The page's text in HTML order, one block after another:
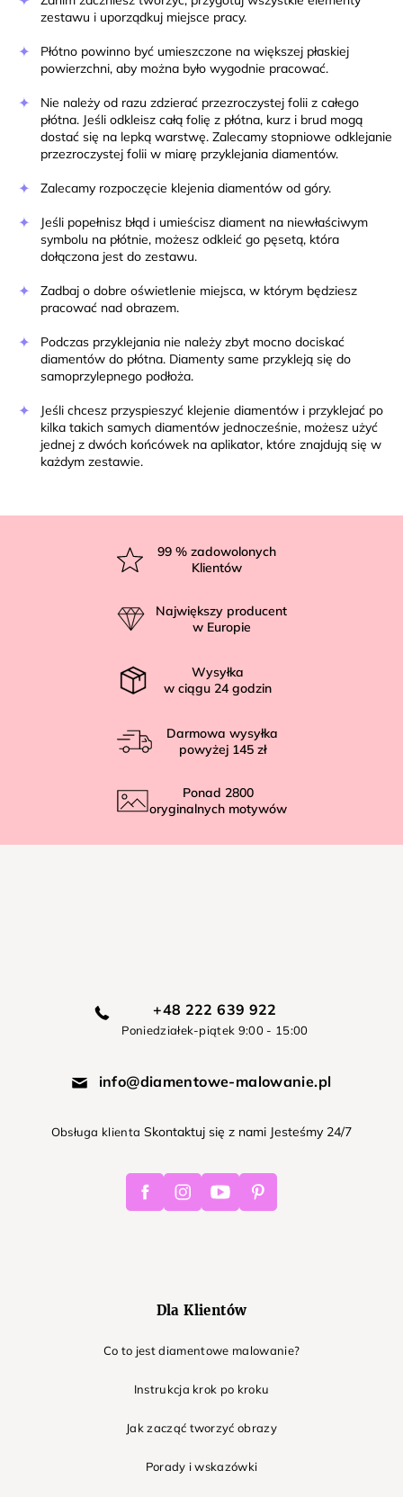
zestawu i uporządkuj miejsce pracy.
Płótno powinno być umieszczone na większej płaskiej
powierzchni, aby można było wygodnie pracować.
Nie należy od razu zdzierać przezroczystej folii z całego
płótna. Jeśli odkleisz całą folię z płótna, kurz i brud mogą
dostać się na lepką warstwę. Zalecamy stopniowe odklejanie
przezroczystej folii w miarę przyklejania diamentów.
Zalecamy rozpoczęcie klejenia diamentów od góry.
Jeśli popełnisz błąd i umieścisz diament na niewłaściwym
symbolu na płótnie, możesz odkleić go pęsetą, która
dołączona jest do zestawu.
Zadbaj o dobre oświetlenie miejsca, w którym będziesz
pracować nad obrazem.
Podczas przyklejania nie należy zbyt mocno dociskać
diamentów do płótna. Diamenty same przykleją się do
samoprzylepnego podłoża.
Jeśli chcesz przyspieszyć klejenie diamentów i przyklejać po
kilka takich samych diamentów jednocześnie, możesz użyć
jednej z dwóch końcówek na aplikator, które znajdują się w
każdym zestawie.
99 % zadowolonych
Klientów
Największy producent
w Europie
Wysyłka
w ciągu 24 godzin
Darmowa wysyłka
powyżej 145 zł
Ponad 2800
oryginalnych motywów
+48 222 639 922
Poniedziałek-piątek 9:00 - 15:00
info@diamentowe-malowanie.pl
Obsługa klienta Skontaktuj się z nami Jesteśmy 24/7
FacebookInstagramYoutube Pinterest
Dla Klientów
Co to jest diamentowe malowanie?
Instrukcja krok po kroku
Jak zacząć tworzyć obrazy
Porady i wskazówki